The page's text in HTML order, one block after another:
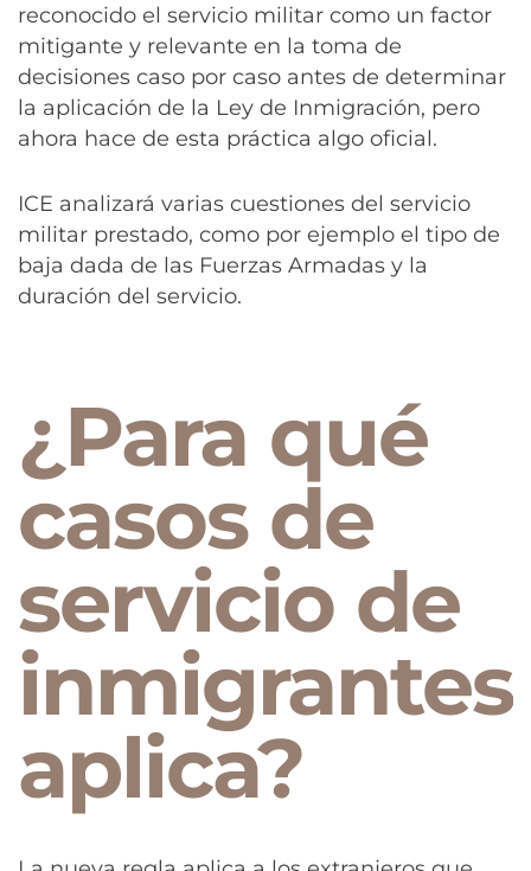
reconocido el servicio militar como un factor
mitigante y relevante en la toma de
decisiones caso por caso antes de determinar
la aplicación de la Ley de Inmigración, pero
ahora hace de esta práctica algo oficial.
ICE analizará varias cuestiones del servicio
militar prestado, como por ejemplo el tipo de
baja dada de las Fuerzas Armadas y la
duración del servicio.
¿Para qué
casos de
servicio de
inmigrantes
aplica?